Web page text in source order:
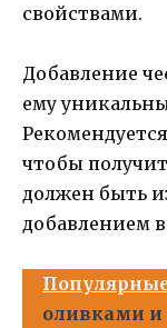
свойствами.
Добавление
ему
чтобы
должен быть
добавлением
оливками и